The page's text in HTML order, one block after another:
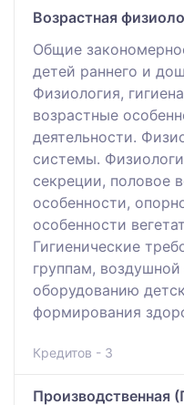
Возрастная
Общие
детей раннего и
Физиология,
возрастные
деятельности.
системы.
секреции, половое
особенности,
особенности
Гигиенические
группам,
оборудованию
формирования
Кредитов - 3
Производственная